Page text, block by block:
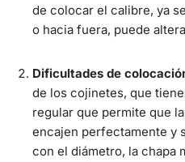
de colocar el calibre, ya
o hacia fuera, puede
Dificultades de
de los cojinetes, que
regular que permite que
encajen perfectamente y
con el diámetro, la chapa